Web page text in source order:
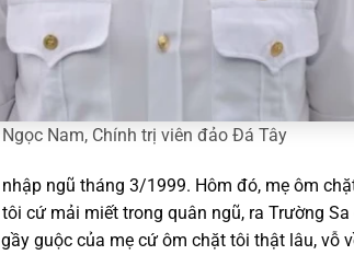
Nam, Chính trị viên đảo Đá Tây
ngũ tháng 3/1999. Hôm đó, mẹ ôm
cứ mải miết trong quân ngũ, ra Trường
guộc của mẹ cứ ôm chặt tôi thật lâu, vỗ